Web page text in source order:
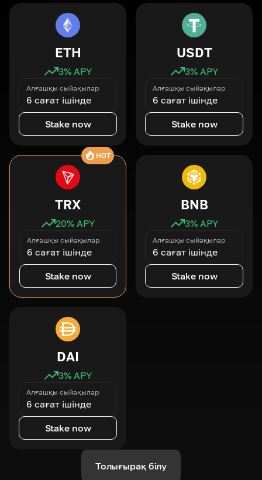
ETH
3% APY
Алғашқы сыйақылар
6 сағат ішінде
Stake now
USDT
3% APY
Алғашқы сыйақылар
6 сағат ішінде
Stake now
HOT
TRX
20% APY
Алғашқы сыйақылар
6 сағат ішінде
Stake now
BNB
3% APY
Алғашқы сыйақылар
6 сағат ішінде
Stake now
DAI
3% APY
Алғашқы сыйақылар
6 сағат ішінде
Stake now
Толығырақ білу